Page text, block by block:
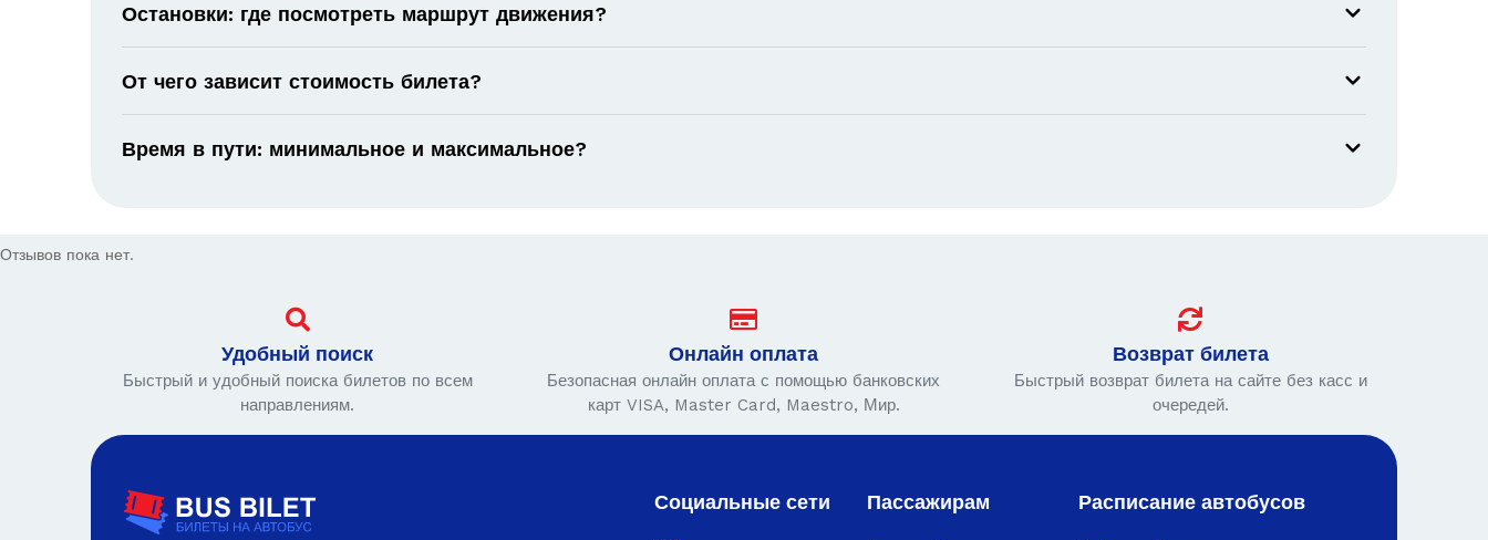
Остановки: где посмотреть маршрут движения?
От чего зависит стоимость билета?
Время в пути: минимальное и максимальное?
Отзывов пока нет.
Удобный поиск
Быстрый и удобный поиска билетов по всем
направлениям.
Онлайн оплата
Безопасная онлайн оплата с помощью банковских
карт VISA, Master Card, Maestro, Мир.
Возврат билета
Быстрый возврат билета на сайте без касс и
очередей.
Социальные сети Пассажирам Расписание автобусов